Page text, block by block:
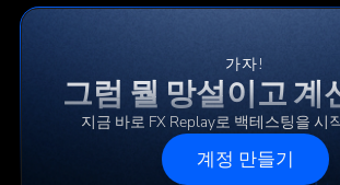
가자!
그럼 뭘 망설이고 계
지금 바로 FX Replay로 백테스팅을 시
계정 만들기